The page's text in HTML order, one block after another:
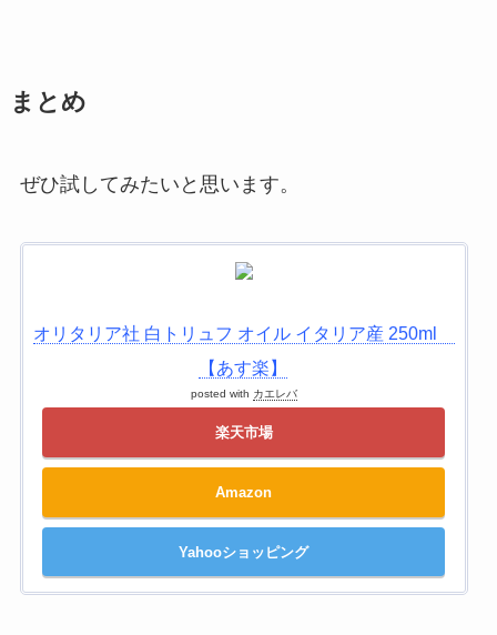
まとめ
ぜひ試してみたいと思います。
オリタリア社 白トリュフ オイル イタリア産 250ml
【あす楽】
posted with カエレバ
楽天市場
Amazon
Yahooショッピング